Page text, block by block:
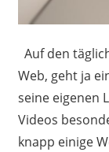
Auf den
Web, geht ja
seine eigenen
Videos
knapp einige